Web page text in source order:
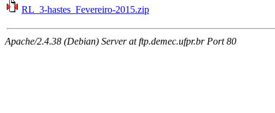
RL_3-hastes_Fevereiro-2015.zip
Apache/2.4.38 (Debian) Server at ftp.demec.ufpr.br Port 80